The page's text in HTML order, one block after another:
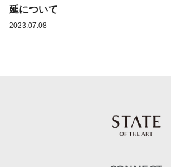
延について
2023.07.08